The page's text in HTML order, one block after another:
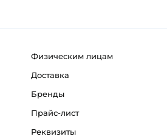
Физическим лицам
Доставка
Бренды
Прайс-лист
Реквизиты